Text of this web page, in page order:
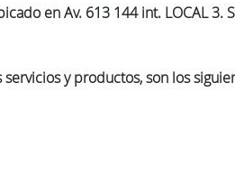
en Av. 613 144 int. LOCAL 3.
y productos, son los